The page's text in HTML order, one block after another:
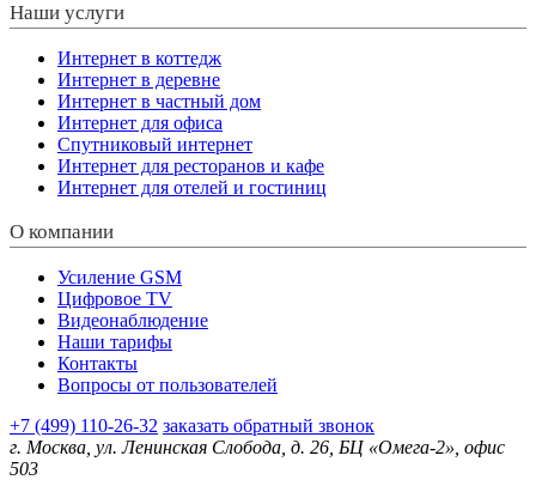
Наши услуги
Интернет в коттедж
Интернет в деревне
Интернет в частный дом
Интернет для офиса
Спутниковый интернет
Интернет для ресторанов и кафе
Интернет для отелей и гостиниц
О компании
Усиление GSM
Цифровое TV
Видеонаблюдение
Наши тарифы
Контакты
Вопросы от пользователей
+7 (499) 110-26-32 заказать обратный звонок
г. Москва, ул. Ленинская Слобода, д. 26, БЦ «Омега-2», офис
503